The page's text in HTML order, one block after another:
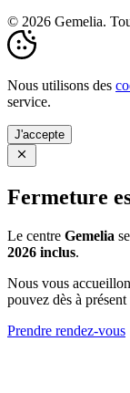
© 2026 Gemelia.
Nous utilisons des
service.
J'accepte
Fermeture
Le centre Gemelia
2026 inclus.
Nous vous
pouvez dès à
Prendre rendez-vous